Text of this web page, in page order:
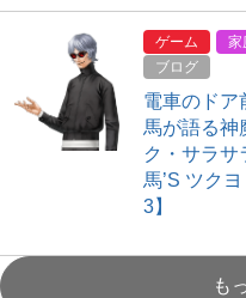
ゲーム 家
ブログ
電車のド
馬が語る神
ク・サラサ
馬’S ツク
3】
も